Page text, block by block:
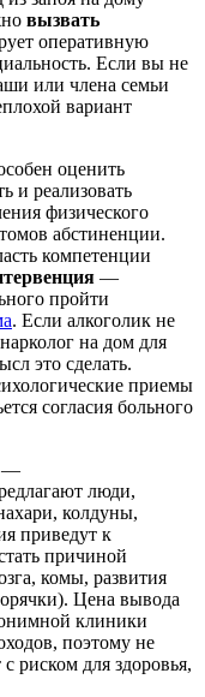
вызвать
оперативную
Если вы не
или члена семьи
вариант
оценить
и реализовать
физического
абстиненции.
компетенции
—
пройти
. Если алкоголик не
на дом для
это сделать.
приемы
согласия больного
—
люди,
колдуны,
приведут к
причиной
комы, развития
Цена вывода
клиники
поэтому не
риском для здоровья,